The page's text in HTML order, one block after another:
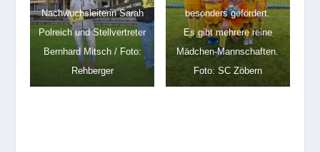
Nachwuchsleiterin Sarah
Polreich und Stellvertreter
Bernhard Mitsch / Foto:
Rehberger
besonders gefördert.
Es gibt mehrere reine
Mädchen-Mannschaften.
Foto: SC Zöbern